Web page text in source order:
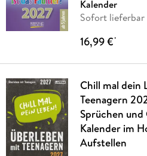
Kalender
Sofort lieferbar
16,99 €*
Chill mal dein
Teenagern
Sprüchen
Kalender im
Aufstellen